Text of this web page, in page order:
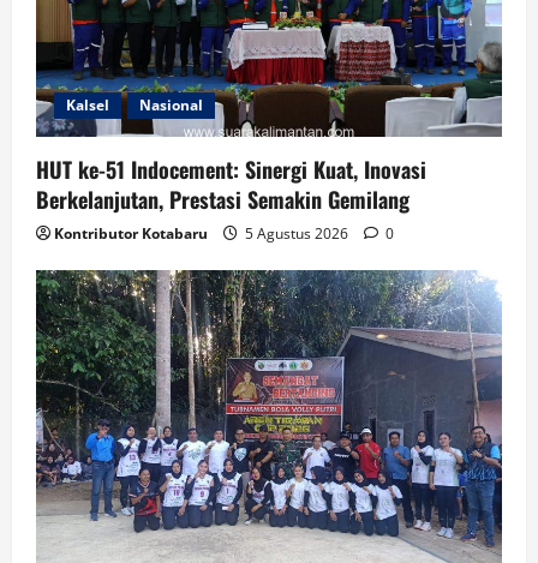
Kalsel Nasional
HUT ke-51 Indocement: Sinergi Kuat, Inovasi
Berkelanjutan, Prestasi Semakin Gemilang
Kontributor Kotabaru 5 Agustus 2026 0